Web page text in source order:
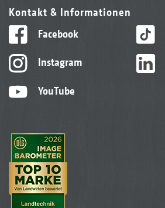
Kontakt & Informationen
Facebook
Instagram
YouTube